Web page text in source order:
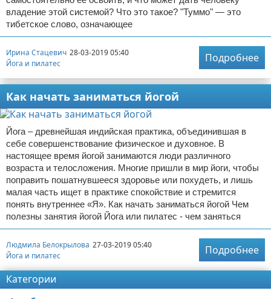
владение этой системой? Что это такое? "Туммо" — это
тибетское слово, означающее
Ирина Стацевич 28-03-2019 05:40
Йога и пилатес
Подробнее
Как начать заниматься йогой
Йога – древнейшая индийская практика, объединившая в
себе совершенствование физическое и духовное. В
настоящее время йогой занимаются люди различного
возраста и телосложения. Многие пришли в мир йоги, чтобы
поправить пошатнувшееся здоровье или похудеть, и лишь
малая часть ищет в практике спокойствие и стремится
понять внутреннее «Я». Как начать заниматься йогой Чем
полезны занятия йогой Йога или пилатес - чем заняться
Людмила Белокрылова 27-03-2019 05:40
Йога и пилатес
Подробнее
Категории